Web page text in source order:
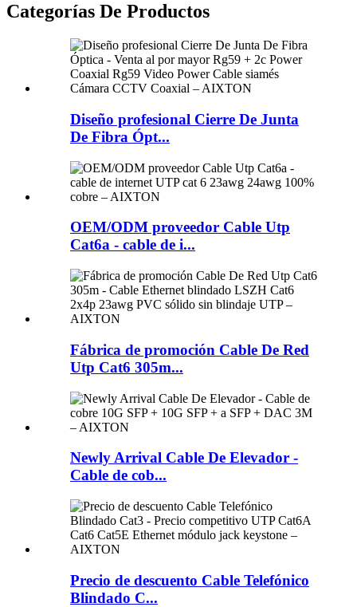
Categorías De Productos
Diseño profesional Cierre De Junta
De Fibra Ópt...
OEM/ODM proveedor Cable Utp
Cat6a - cable de i...
Fábrica de promoción Cable De Red
Utp Cat6 305m...
Newly Arrival Cable De Elevador -
Cable de cob...
Precio de descuento Cable Telefónico
Blindado C...